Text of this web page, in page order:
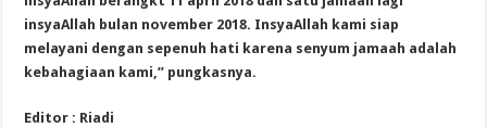
insyaAllah bulan november 2018. InsyaAllah kami siap
melayani dengan sepenuh hati karena senyum jamaah adalah
kebahagiaan kami,” pungkasnya.
Editor : Riadi